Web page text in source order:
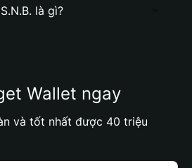
là gì?
Wallet ngay
và tốt nhất được 40 triệu